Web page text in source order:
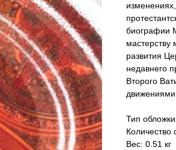
биографии
развития
недавнего
Второго
Тип
Количество
Вес: 0.51 кг